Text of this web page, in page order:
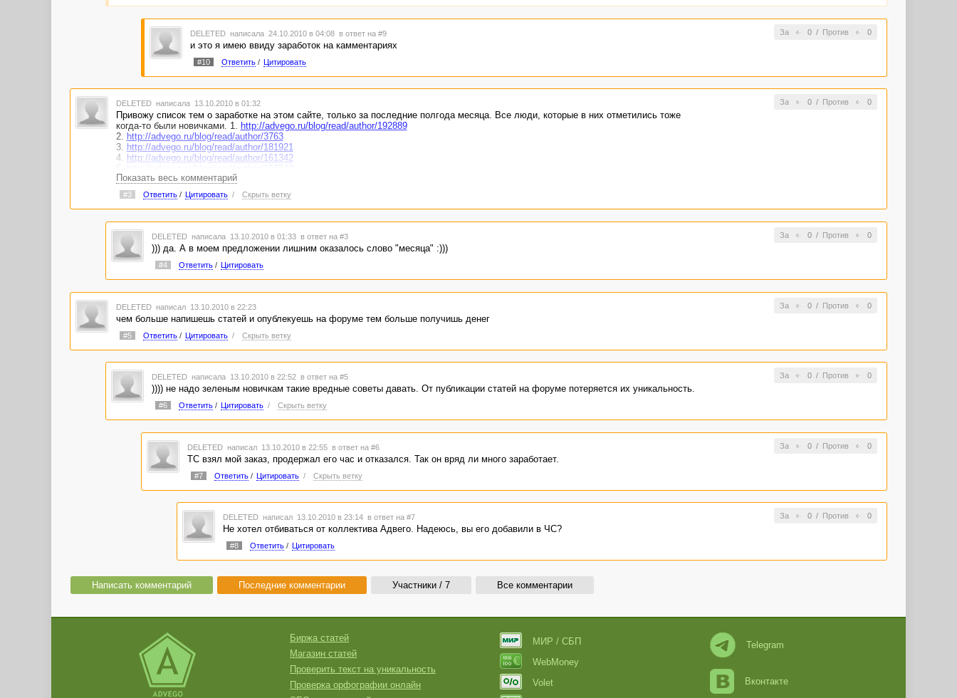
За 0/ Против 0
DELETED написала 24.10.2010 в 04:08 в ответ на #9
и это я имею ввиду заработок на камментариях
#10 Ответить/ Цитировать
За 0/ Против 0
DELETED написала 13.10.2010 в 01:32
Привожу список тем о заработке на этом сайте, только за последние полгода месяца. Все люди, которые в них отметились тоже
когда-то были новичками. 1. http://advego.ru/blog/read/author/192889
2. http://advego.ru/blog/read/author/3763
3. http://advego.ru/blog/read/author/181921
4. http://advego.ru/blog/read/author/161342
6.http://advego.ru/blog/read/author/154451
7.http://advego.ru/blog/read/author/153684
8.http://advego.ru/blog/read/author/151154
9.http://advego.ru/blog/read/author/151711
п.с. правильно будет "прИ(!)знателен
Показать весь комментарий
#3 Ответить/ Цитировать / Скрыть ветку
За 0/ Против 0
DELETED написала 13.10.2010 в 01:33 в ответ на #3
))) да. А в моем предложении лишним оказалось слово "месяца" :)))
#4 Ответить/ Цитировать
За 0/ Против 0
DELETED написал 13.10.2010 в 22:23
чем больше напишешь статей и опублекуешь на форуме тем больше получишь денег
#5 Ответить/ Цитировать / Скрыть ветку
За 0/ Против 0
DELETED написала 13.10.2010 в 22:52 в ответ на #5
)))) не надо зеленым новичкам такие вредные советы давать. От публикации статей на форуме потеряется их уникальность.
#6 Ответить/ Цитировать / Скрыть ветку
За 0/ Против 0
DELETED написал 13.10.2010 в 22:55 в ответ на #6
ТС взял мой заказ, продержал его час и отказался. Так он вряд ли много заработает.
#7 Ответить/ Цитировать / Скрыть ветку
За 0/ Против 0
DELETED написал 13.10.2010 в 23:14 в ответ на #7
Не хотел отбиваться от коллектива Адвего. Надеюсь, вы его добавили в ЧС?
#8 Ответить/ Цитировать
Написать комментарий Последние комментарии Участники / 7 Все комментарии
Биржа статей
Магазин статей
Проверить текст на уникальность
Проверка орфографии онлайн
МИР / СБП
WebMoney
Volet
Telegram
Вконтакте